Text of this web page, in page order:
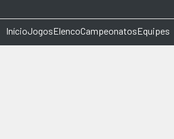
InícioJogosElencoCampeonatosEquipes